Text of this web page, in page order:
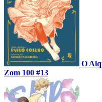
O
Zom 100 #13